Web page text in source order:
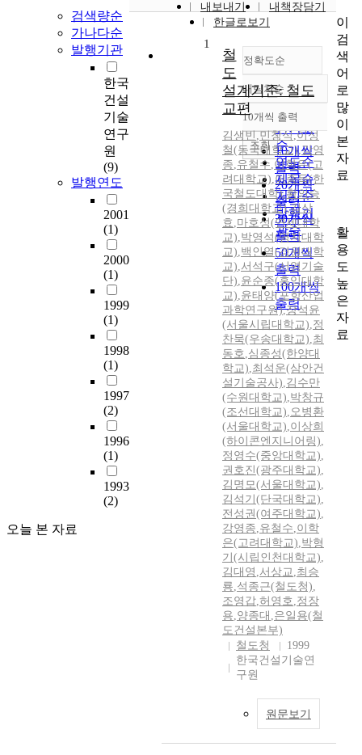
검색량순
가나다순
발행기관
한국
건설
기술
연구
원
(9)
발행연도
2001
(1)
2000
(1)
1999
(1)
1998
(1)
1997
(2)
1996
(1)
1993
(2)
오늘 본 자료
내보내기
내책장담기
한글로보기
정확도순
정확도
순
인기도
순
연도순
제목순
저자순
발행기
관순
내림차순
내림차순
10개씩 출력
10개씩
출력
20개씩
출력
30개씩
출력
50개씩
출력
100개씩
출력
조회
1
철
도
설계기준: 철도
교편
김생빈,민창식,이성
철(동국대학교),강영
종,유철수,이학은(고
려대학교),이종득(한
국철도대학),황의승
(경희대학교),김상
효 ,마호성(연세대학
교),박영석(명지대학
교),백인열(경원대학
교),서석구(서영기술
단),윤순종(홍익대학
교),윤태양(포항산업
과학연구원),장석윤
(서울시립대학교),정
찬묵(우송대학교),최
동호,심종성(한양대
학교),최석운(삼안건
설기술공사),김수만
(수원대학교),박창규
(조선대학교),오병환
(서울대학교),이상희
(하이콘엔지니어링),
정영수(중앙대학교),
권호진(광주대학교),
김명모(서울대학교),
김석기(단국대학교),
전성권(여주대학교),
강영종,유철수,이학
은(고려대학교),박형
기(시립인천대학교),
김대영 ,서상교,최승
룡,석종근(철도청),
조영갑,허영호,정장
용,양종대 ,은일용(철
도건설본부)
철도청
1999
한국건설기술연
구원
원문보기
이
검
색
어
로
많
이
본
자
료
활
용
도
높
은
자
료